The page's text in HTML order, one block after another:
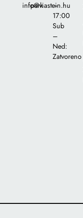
info@viastein.hu
park
–
17:00
Sub
–
Ned:
Zatvoreno